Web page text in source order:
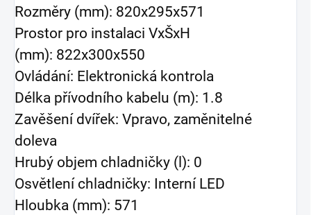
Rozměry (mm): 820x295x571
Prostor pro instalaci VxŠxH
(mm): 822x300x550
Ovládání: Elektronická kontrola
Délka přívodního kabelu (m): 1.8
Zavěšení dvířek: Vpravo, zaměnitelné
doleva
Hrubý objem chladničky (l): 0
Osvětlení chladničky: Interní LED
Hloubka (mm): 571